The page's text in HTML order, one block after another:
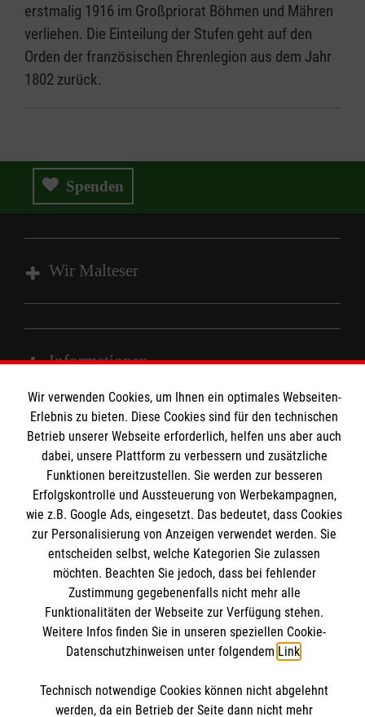
erstmalig 1916 im Großpriorat Böhmen und Mähren
verliehen. Die Einteilung der Stufen geht auf den
Orden der französischen Ehrenlegion aus dem Jahr
1802 zurück.
Spenden
Wir Malteser
Wir Malteser
Spenden & Helfen
Kursangebote
Mitarbeiten & A
ktiv werden
Informationen
Kontakt
Presse und Medien
Impressum
Datenschutz
Malteser online
Malteserorden
Malteser Jugend
Malteser International
Mediathek
Sharepoint
Spendenkonto
Empfänger: Malteser Hilfsdienst e.V.
IBAN: DE90 6005 0101 0001 2706 88
BIC: SOLADEST600
Soziale Netzwerke
Wir verwenden Cookies, um Ihnen ein optimales Webseiten-
Erlebnis zu bieten. Diese Cookies sind für den technischen
Betrieb unserer Webseite erforderlich, helfen uns aber auch
dabei, unsere Plattform zu verbessern und zusätzliche
Funktionen bereitzustellen. Sie werden zur besseren
Erfolgskontrolle und Aussteuerung von Werbekampagnen,
wie z.B. Google Ads, eingesetzt. Das bedeutet, dass Cookies
zur Personalisierung von Anzeigen verwendet werden. Sie
entscheiden selbst, welche Kategorien Sie zulassen
möchten. Beachten Sie jedoch, dass bei fehlender
Zustimmung gegebenenfalls nicht mehr alle
Funktionalitäten der Webseite zur Verfügung stehen.
Weitere Infos finden Sie in unseren speziellen Cookie-
Datenschutzhinweisen unter folgendem Link.
Technisch notwendige Cookies können nicht abgelehnt
werden, da ein Betrieb der Seite dann nicht mehr